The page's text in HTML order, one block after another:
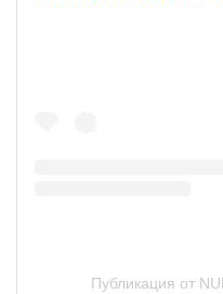
Публикация от